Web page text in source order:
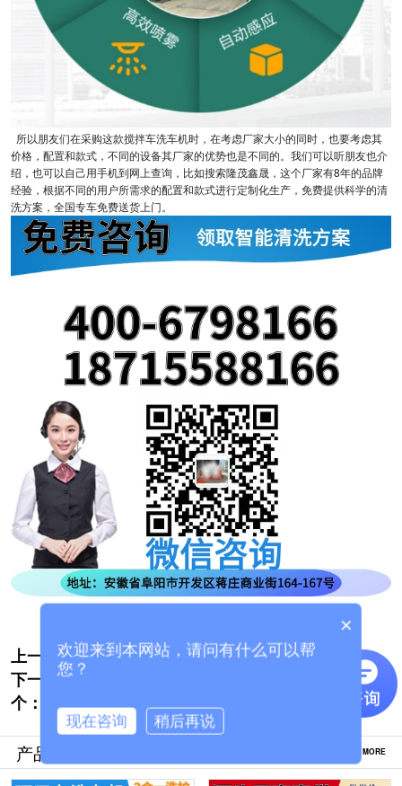
所以朋友们在采购这款搅拌车洗车机时，在考虑厂家大小的同时，也要考虑其
价格，配置和款式，不同的设备其厂家的优势也是不同的。我们可以听朋友也介
绍，也可以自己用手机到网上查询，比如搜索隆茂鑫晟，这个厂家有8年的品牌
经验，根据不同的用户所需求的配置和款式进行定制化生产，免费提供科学的清
洗方案，全国专车免费送货上门。
上一个: 公交巴士全自动洗车机哪家好[隆茂鑫晟]
下一
个：
搅拌车洗车机怎么选购[隆茂鑫晟]
产品推荐 MORE
×
欢迎来到本网站，请问有什么可以帮
您？
现在咨询 稍后再说